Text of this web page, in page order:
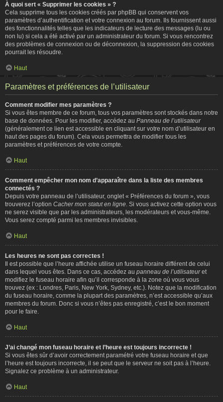
À quoi sert « Supprimer les cookies » ?
Cela supprime tous les cookies créés par phpBB qui conservent vos
paramètres d’authentification et votre connexion au forum. Ils fournissent aussi
des fonctionnalités telles que les indicateurs de lecture des messages (lu ou
non lu) si cela a été activé par un administrateur du forum. Si vous rencontrez
des problèmes de connexion ou de déconnexion, la suppression des cookies
pourrait les résoudre.
Haut
Paramètres et préférences de l’utilisateur
Comment modifier mes paramètres ?
Si vous êtes membre de ce forum, tous vos paramètres sont stockés dans notre
base de données. Pour les modifier, accédez au Panneau de l’utilisateur
(généralement ce lien est accessible en cliquant sur votre nom d’utilisateur en
haut des pages du forum). Cela vous permettra de modifier tous les
paramètres et préférences de votre compte.
Haut
Comment empêcher mon nom d’apparaître dans la liste des membres
connectés ?
Depuis votre panneau de l’utilisateur, onglet « Préférences du forum », vous
trouverez l’option Cacher mon statut en ligne . Si vous activez cette option vous
ne serez visible que par les administrateurs, les modérateurs et vous-même.
Vous serez compté parmi les membres invisibles.
Haut
Les heures ne sont pas correctes !
Il est possible que l’heure affichée utilise un fuseau horaire différent de celui
dans lequel vous êtes. Dans ce cas, accédez au panneau de l’utilisateuret
modifiez le fuseau horaire afin qu’il corresponde à la zone où vous vous
trouvez (ex : Londres, Paris, New York, Sydney, etc.). Notez que la modification
du fuseau horaire, comme la plupart des paramètres, n’est accessible qu’aux
membres du forum. Donc si vous n’êtes pas enregistré, c’est le bon moment
pour le faire.
Haut
J’ai changé mon fuseau horaire et l’heure est toujours incorrecte !
Si vous êtes sûr d’avoir correctement paramétré votre fuseau horaire et que
l’heure est toujours incorrecte, il se peut que le serveur ne soit pas à l’heure.
Signalez ce problème à un administrateur.
Haut